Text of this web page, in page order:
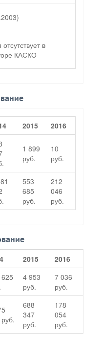
в
КАСКО
2015 2016
1 899
руб.
10
руб.
553
685
руб.
212
046
руб.
2015 2016
4 953
руб.
7 036
руб.
688
347
руб.
178
054
руб.